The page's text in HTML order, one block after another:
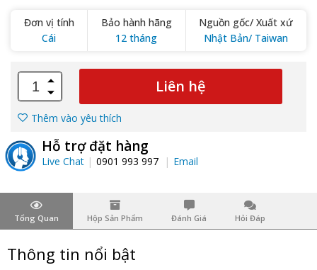
Đơn vị tính
Cái
Bảo hành hãng
12 tháng
Nguồn gốc/ Xuất xứ
Nhật Bản/ Taiwan
Liên hệ
Thêm vào yêu thích
Hỗ trợ đặt hàng
Live Chat 0901 993 997 Email
Tổng Quan Hộp Sản Phẩm Đánh Giá Hỏi Đáp
Thông tin nổi bật